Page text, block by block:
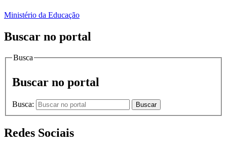
Ministério da Educação
Buscar no portal
Busca
Buscar no portal
Busca: Buscar
Redes Sociais